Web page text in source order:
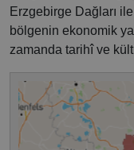
Erzgebirge Dağları
bölgenin ekonomik
zamanda tarihî ve